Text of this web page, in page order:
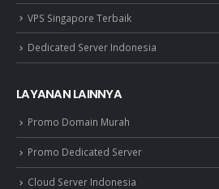
VPS Singapore Terbaik
Dedicated Server Indonesia
LAYANAN LAINNYA
Promo Domain Murah
Promo Dedicated Server
Cloud Server Indonesia